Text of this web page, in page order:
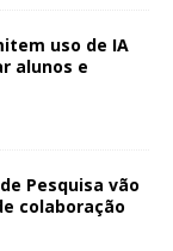
uso de IA
alunos e
Pesquisa vão
colaboração